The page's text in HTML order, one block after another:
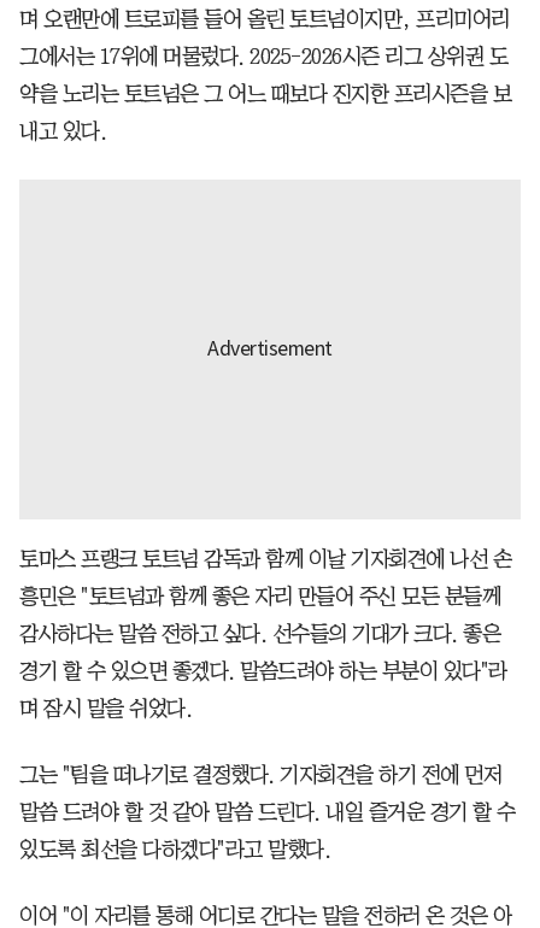
며 오랜만에 트로피를 들어 올린 토트넘이지만, 프리미어리
그에서는 17위에 머물렀다. 2025-2026시즌 리그 상위권 도
약을 노리는 토트넘은 그 어느 때보다 진지한 프리시즌을 보
내고 있다.
토마스 프랭크 토트넘 감독과 함께 이날 기자회견에 나선 손
흥민은 "토트넘과 함께 좋은 자리 만들어 주신 모든 분들께
감사하다는 말씀 전하고 싶다. 선수들의 기대가 크다. 좋은
경기 할 수 있으면 좋겠다. 말씀드려야 하는 부분이 있다"라
며 잠시 말을 쉬었다.
그는 "팀을 떠나기로 결정했다. 기자회견을 하기 전에 먼저
말씀 드려야 할 것 같아 말씀 드린다. 내일 즐거운 경기 할 수
있도록 최선을 다하겠다"라고 말했다.
이어 "이 자리를 통해 어디로 간다는 말을 전하러 온 것은 아